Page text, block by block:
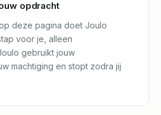
opdracht
deze pagina doet Joulo
voor je, alleen
gebruikt jouw
machtiging en stopt zodra jij